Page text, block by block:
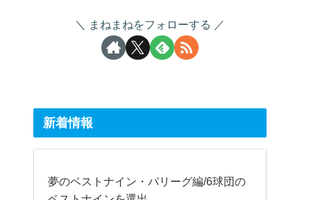
まねまねをフォローする
新着情報
夢のベストナイン・パリーグ編/6球団の